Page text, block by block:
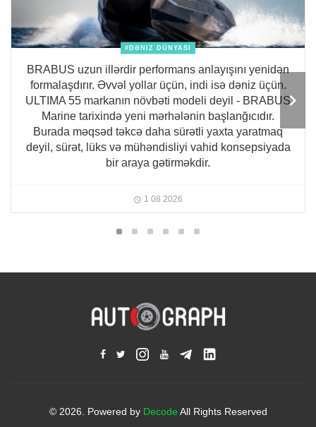
#DƏNIZ DÜNYASI
BRABUS uzun illərdir performans anlayışını yenidən
formalaşdırır. Əvvəl yollar üçün, indi isə dəniz üçün.
ULTIMA 55 markanın növbəti modeli deyil - BRABUS
Marine tarixində yeni mərhələnin başlanğıcıdır.
Burada məqsəd təkcə daha sürətli yaxta yaratmaq
deyil, sürət, lüks və mühəndisliyi vahid konsepsiyada
bir araya gətirməkdir.
1 08 2026
© 2026. Powered by Decode All Rights Reserved